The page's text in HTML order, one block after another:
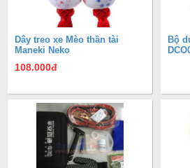
Dây treo xe Mèo thần tài
Maneki Neko
108.000đ
Bộ